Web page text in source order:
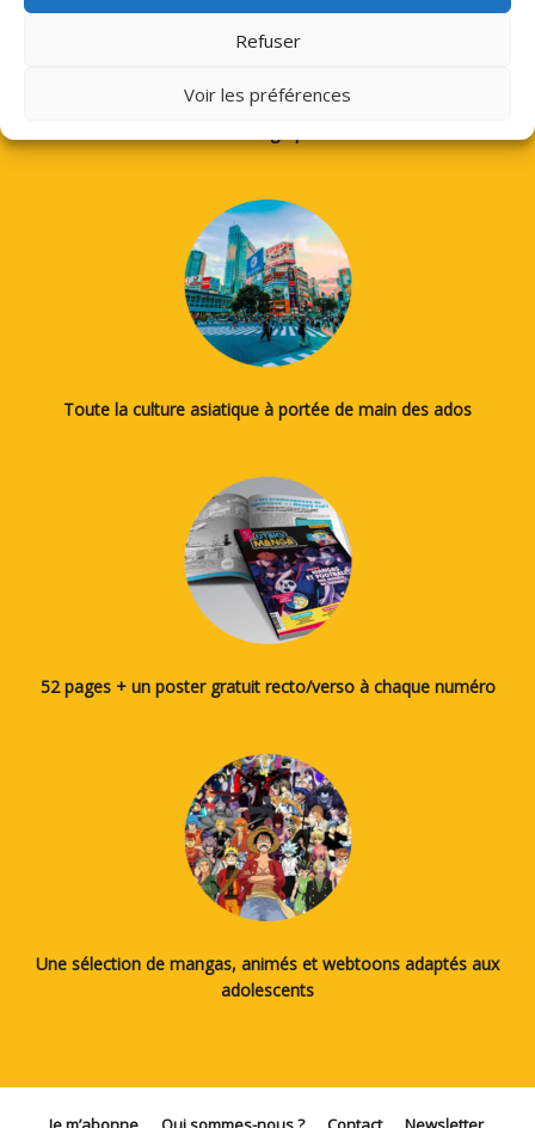
Refuser
Voir les préférences
Des tutos pour apprendre à dessiner des mangas, le japonais
Toute la culture asiatique à portée de main des ados
52 pages + un poster gratuit recto/verso à chaque numéro
Une sélection de mangas, animés et webtoons adaptés aux
adolescents